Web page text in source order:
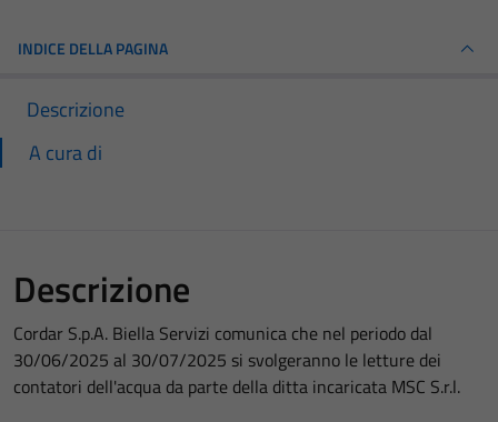
INDICE DELLA PAGINA
Descrizione
A cura di
Descrizione
Cordar S.p.A. Biella Servizi comunica che nel periodo dal
30/06/2025 al 30/07/2025 si svolgeranno le letture dei
contatori dell'acqua da parte della ditta incaricata MSC S.r.l.